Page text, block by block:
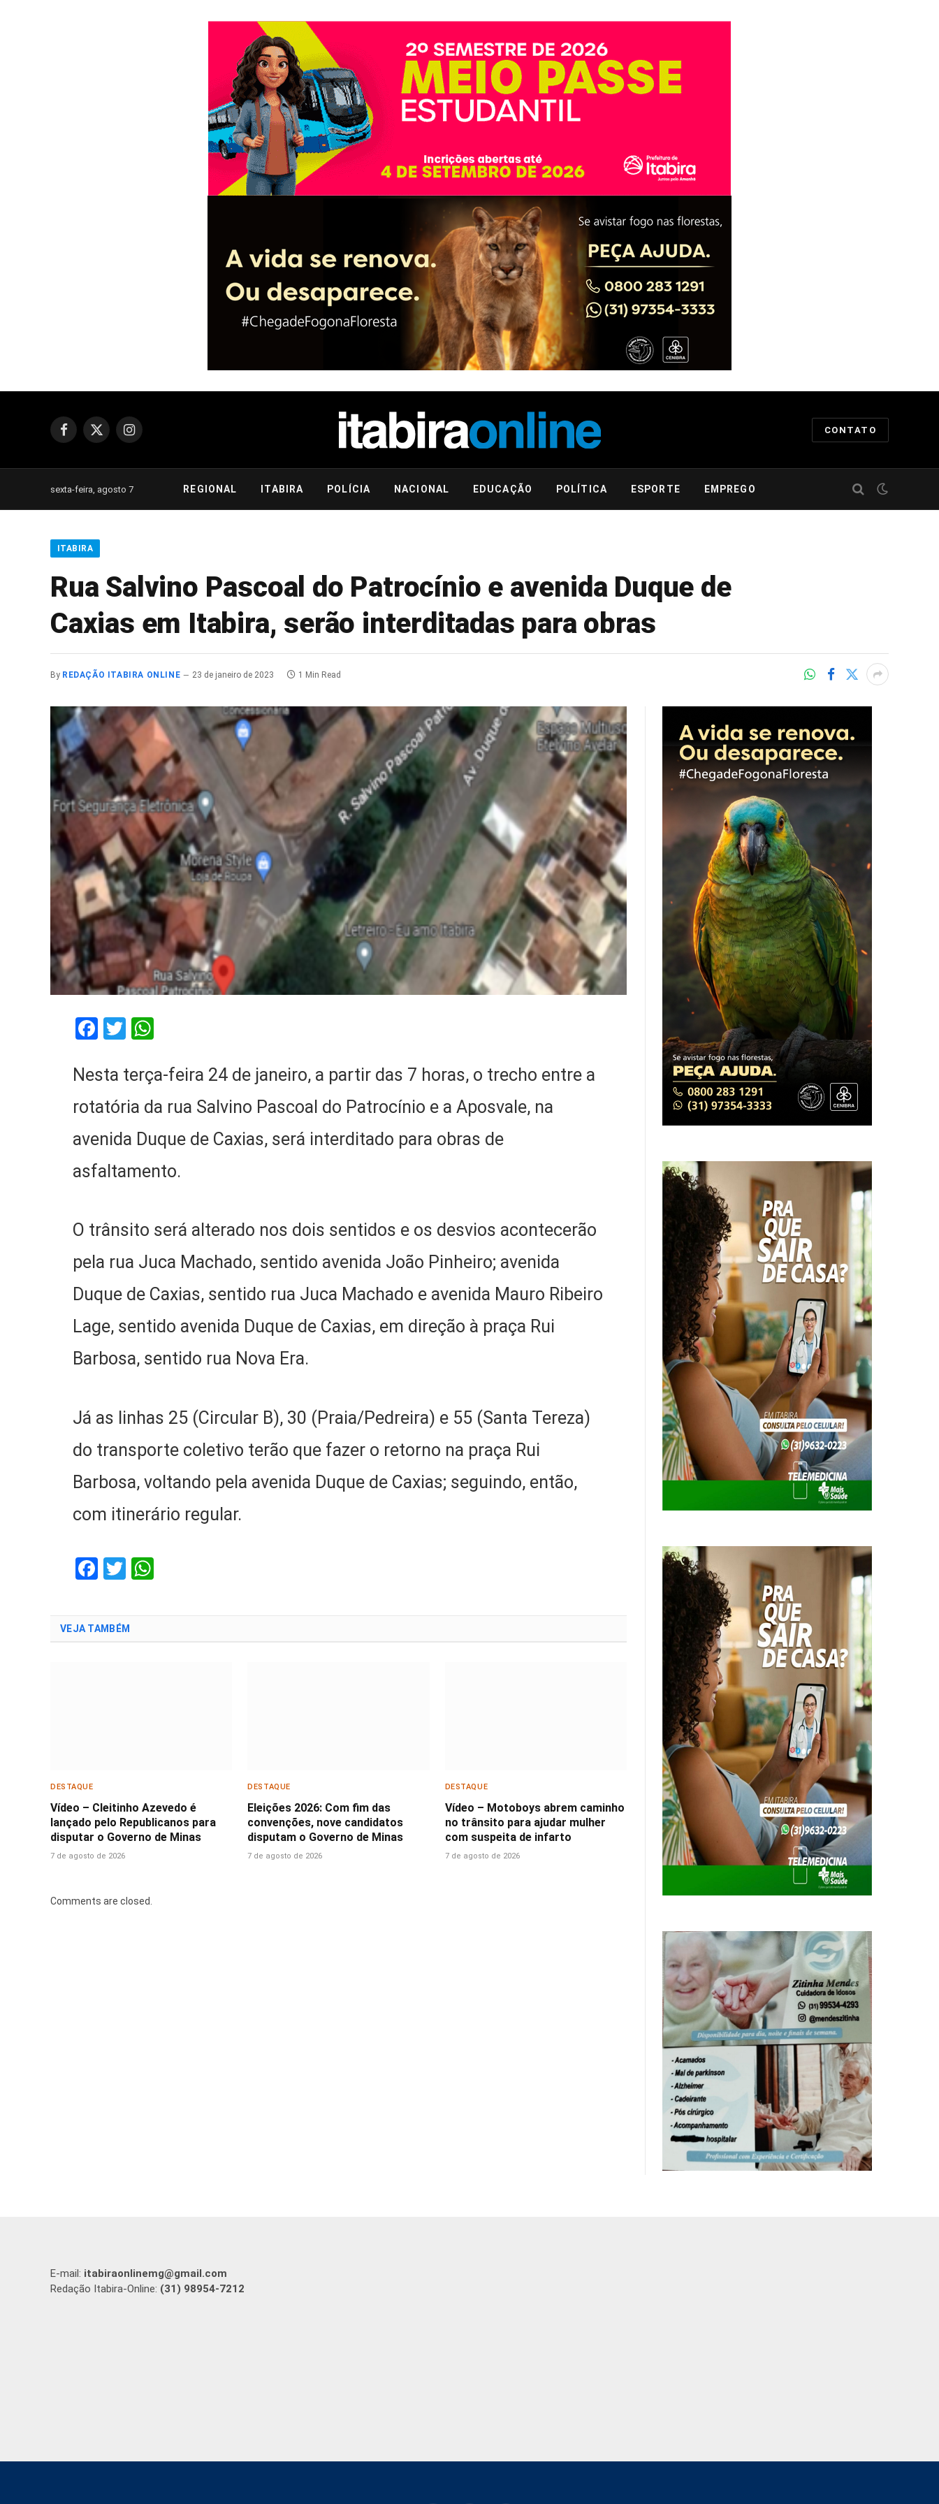
Facebook
X
Instagram
CONTATO
sexta-feira, agosto 7 REGIONAL ITABIRA POLÍCIA NACIONAL EDUCAÇÃO POLÍTICA ESPORTE EMPREGO
ITABIRA
Rua Salvino Pascoal do Patrocínio e avenida Duque de
Caxias em Itabira, serão interditadas para obras
By REDAÇÃO ITABIRA ONLINE 23 de janeiro de 2023 1 Min Read
Facebook
Twitter
Nesta terça-feira 24 de janeiro, a partir das 7 horas, o trecho entre a
rotatória da rua Salvino Pascoal do Patrocínio e a Aposvale, na
avenida Duque de Caxias, será interditado para obras de
asfaltamento.
O trânsito será alterado nos dois sentidos e os desvios acontecerão
pela rua Juca Machado, sentido avenida João Pinheiro; avenida
Duque de Caxias, sentido rua Juca Machado e avenida Mauro Ribeiro
Lage, sentido avenida Duque de Caxias, em direção à praça Rui
Barbosa, sentido rua Nova Era.
Já as linhas 25 (Circular B), 30 (Praia/Pedreira) e 55 (Santa Tereza)
do transporte coletivo terão que fazer o retorno na praça Rui
Barbosa, voltando pela avenida Duque de Caxias; seguindo, então,
com itinerário regular.
Facebook
Twitter
VEJA TAMBÉM
DESTAQUE
Vídeo – Cleitinho Azevedo é
lançado pelo Republicanos para
disputar o Governo de Minas
7 de agosto de 2026
DESTAQUE
Eleições 2026: Com fim das
convenções, nove candidatos
disputam o Governo de Minas
7 de agosto de 2026
DESTAQUE
Vídeo – Motoboys abrem caminho
no trânsito para ajudar mulher
com suspeita de infarto
7 de agosto de 2026
Comments are closed.
E-mail: itabiraonlinemg@gmail.com
Redação Itabira-Online: (31) 98954-7212